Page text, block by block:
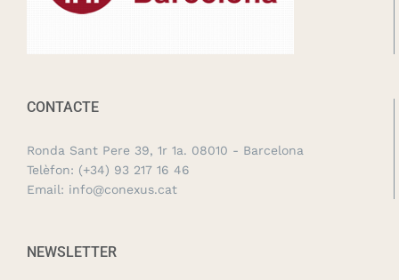
CONTACTE
Ronda Sant Pere 39, 1r 1a. 08010 - Barcelona
Telèfon: (+34) 93 217 16 46
Email: info@conexus.cat
NEWSLETTER